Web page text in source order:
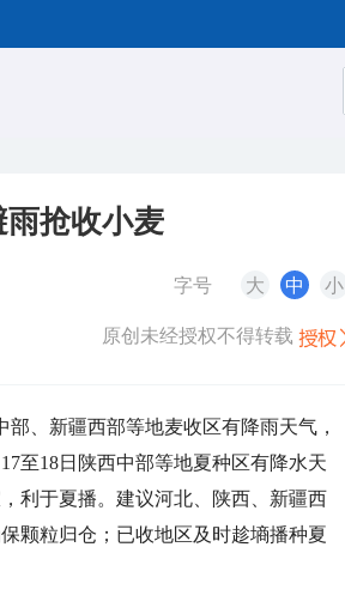
抢收小麦
字号 大 中 小
原创未经授权不得转载
、新疆西部等地麦收区有降雨天气，
至18日陕西中部等地夏种区有降水天
利于夏播。建议河北、陕西、新疆西
颗粒归仓；已收地区及时趁墒播种夏